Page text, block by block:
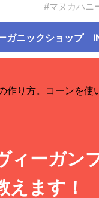
#マヌカハニ
ガニックショップ
作り方。コーンを使
ィーガン
ます！